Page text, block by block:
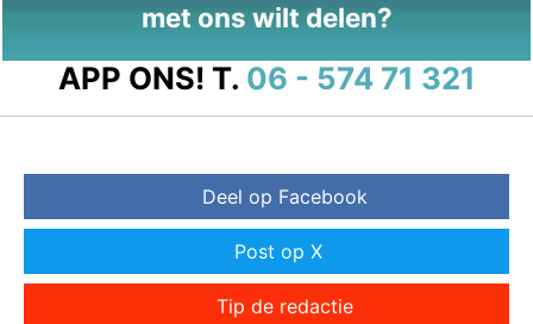
met ons wilt delen?
APP ONS! T. 06 - 574 71 321
Deel op Facebook
Post op X
Tip de redactie